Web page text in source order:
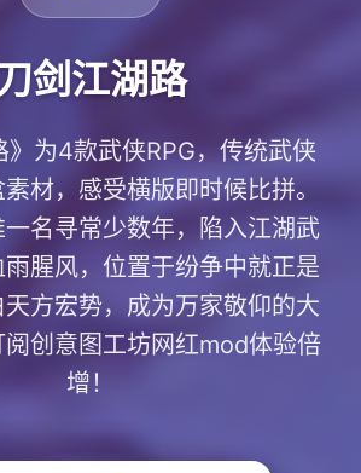
剑江湖路
》为4款武侠RPG，传统武侠
材，感受横版即时候比拼。
名寻常少数年，陷入江湖武
腥风，位置于纷争中就正是
方宏势，成为万家敬仰的大
创意图工坊网红mod体验倍
增！